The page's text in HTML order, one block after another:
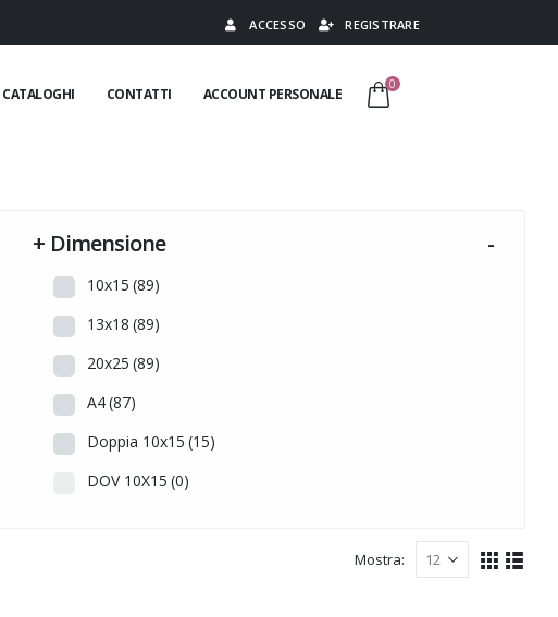
ACCESSO REGISTRARE
CATALOGHI CONTATTI ACCOUNT PERSONALE
0
+ Dimensione -
10x15 (89)
13x18 (89)
20x25 (89)
A4(87)
Doppia 10x15 (15)
DOV 10X15 (0)
Mostra: